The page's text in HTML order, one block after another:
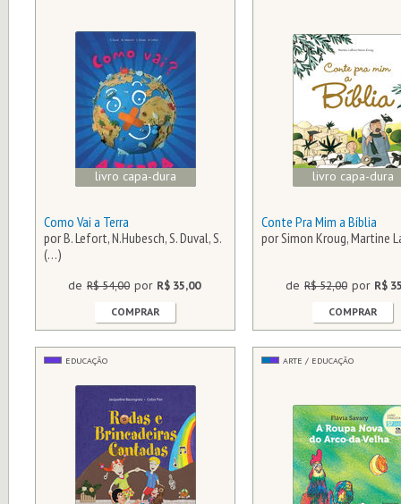
livro capa-dura
Como Vai a Terra
por B. Lefort, N.Hubesch, S. Duval, S.
(…)
de R$ 54,00 por R$ 35,00
COMPRAR
livro capa-dura
Conte Pra Mim a Bíblia
por Simon Kroug, Martine
de R$ 52,00 por R$
COMPRAR
EDUCAÇÃO ARTE / EDUCAÇÃO